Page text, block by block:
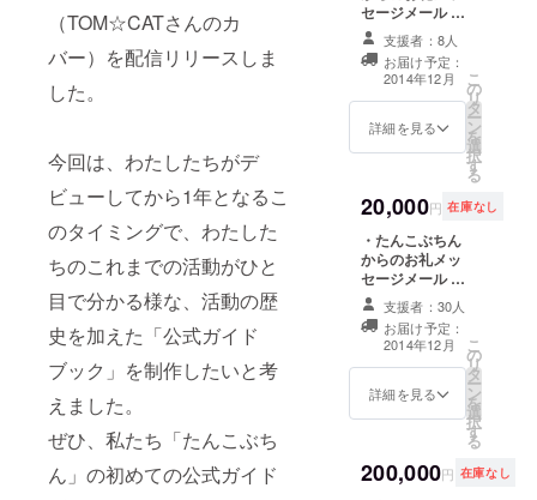
（TOM☆CATさんのカ
バー）を配信リリースしま
した。
今回は、わたしたちがデ
ビューしてから1年となるこ
のタイミングで、わたした
ちのこれまでの活動がひと
目で分かる様な、活動の歴
史を加えた「公式ガイド
ブック」を制作したいと考
えました。
ぜひ、私たち「たんこぶち
ん」の初めての公式ガイド
ンマン〜た
んこぶちん
変身ノ巻〜
@TSUTAYA
O-WEST」
日時：2016
（木）
18:00/STAR
T 19:00
チケット：
3,500円
（オールス
タンディン
3.日本最大の
(写真掲載も可能
です)。
セージメール ・
パトロン限定活
動報告 ・メン
バー全員のサイ
ン入り「公式ガ
イドブック」 1
冊 ・オフショッ
・ガイドブック
にあなたのお名
前とコメントを
掲載いたします
(写真掲載も可能
です)。 ・ライブ
にご招待いたし
ます。 ※あなた
のご都合の良い
ライブ会場(ライ
ブ日)をお選びく
ださい。 ・ライ
一緒に記念撮影
権(MAX５枚) ・
支援者：8人
お届け予定：
2014年12月
詳細を見る
こ
の
リ
タ
ー
ン
を
選
択
す
る
20,000円 在庫なし
・たんこぶちん
からのお礼メッ
セージメール ・
パトロン限定活
動報告 ・メン
バー全員のサイ
ン入り「公式ガ
イドブック」 1
冊 ・オフショッ
・ガイドブック
にあなたのお名
支援者：30人
お届け予定：
2014年12月
詳細を見る
こ
の
リ
タ
ー
ン
を
選
択
す
る
200,000円 在庫なし